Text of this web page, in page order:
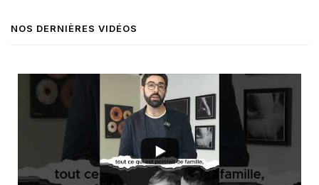
NOS DERNIÈRES VIDÉOS